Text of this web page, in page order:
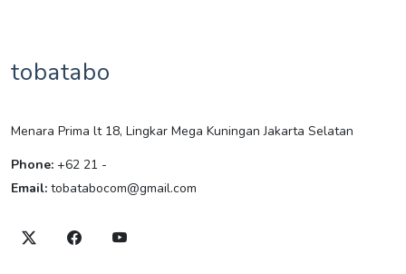
tobatabo
Menara Prima lt 18, Lingkar Mega Kuningan Jakarta Selatan
Phone: +62 21 -
Email: tobatabocom@gmail.com